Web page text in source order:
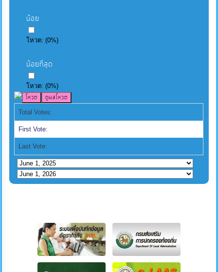
น้อย
โหวต:(0%)
น้อยที่สุด
โหวต:(0%)
Total Votes:
First Vote:
Last Vote: